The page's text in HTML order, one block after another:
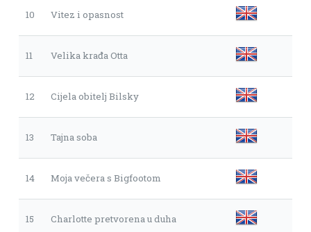
10 Vitez i opasnost
11 Velika krađa Otta
12 Cijela obitelj Bilsky
13 Tajna soba
14 Moja večera s Bigfootom
15 Charlotte pretvorena u duha